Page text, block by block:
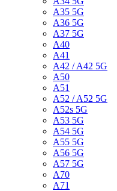
A35 5G
A36 5G
A37 5G
A40
A41
A42 / A42 5G
A50
A51
A52 / A52 5G
A52s 5G
A53 5G
A54 5G
A55 5G
A56 5G
A57 5G
A70
A71